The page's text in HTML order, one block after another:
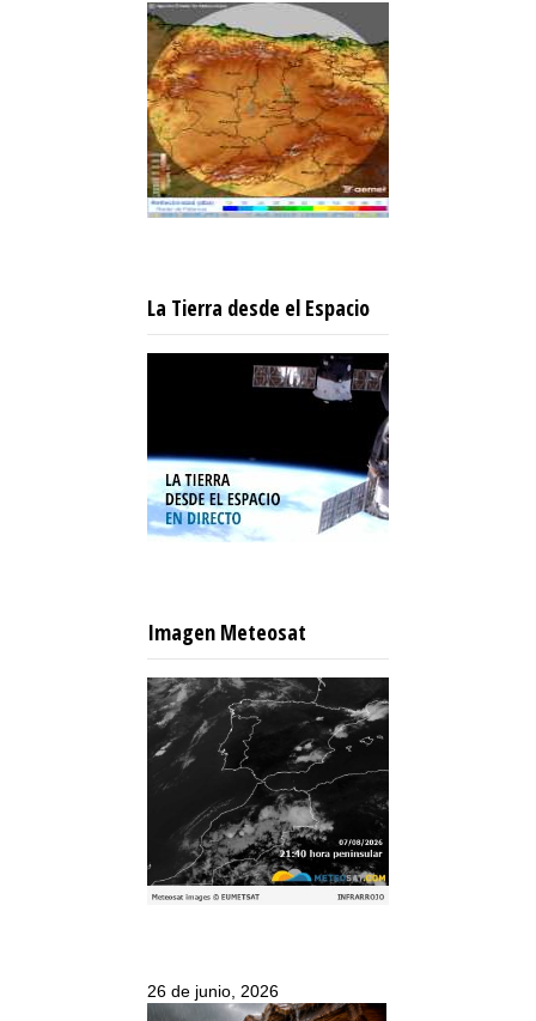
La Tierra desde el Espacio
Imagen Meteosat
26 de junio, 2026